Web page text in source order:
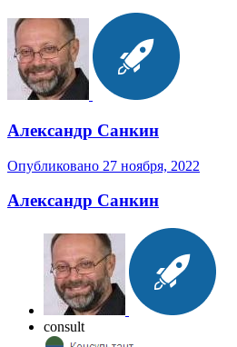
Александр Санкин
Опубликовано 27 ноября, 2022
Александр Санкин
consult